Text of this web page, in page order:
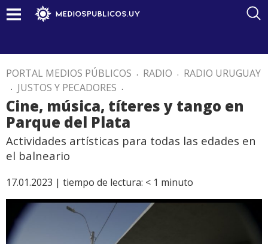
PORTAL MEDIOS PÚBLICOS . RADIO . RADIO URUGUAY
. JUSTOS Y PECADORES .
Cine, música, títeres y tango en
Parque del Plata
Actividades artísticas para todas las edades en
el balneario
17.01.2023 | tiempo de lectura: < 1 minuto